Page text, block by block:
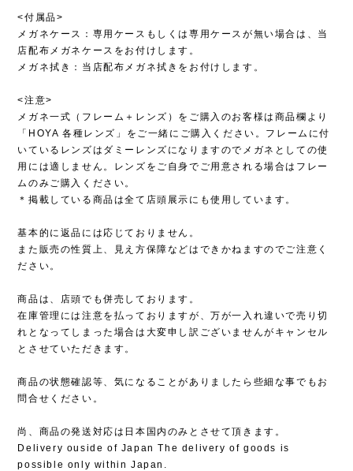
<付属品>
メガネケース：専用ケースもしくは専用ケースが無い場合は、当
店配布メガネケースをお付けします。
メガネ拭き：当店配布メガネ拭きをお付けします。
<注意>
メガネ一式（フレーム＋レンズ）をご購入のお客様は商品欄より
「HOYA 各種レンズ」をご一緒にご購入ください。フレームに付
いているレンズはダミーレンズになりますのでメガネとしての使
用には適しません。レンズをご自身でご用意される場合はフレー
ムのみご購入ください。
＊掲載している商品は全て店頭展示にも使用しています。
基本的に返品には応じておりません。
また販売の性質上、見え方保障などはできかねますのでご注意く
ださい。
商品は、店頭でも併売しております。
在庫管理には注意を払っておりますが、万が一入れ違いで売り切
れとなってしまった場合は大変申し訳ございませんがキャンセル
とさせていただきます。
商品の状態確認等、気になることがありましたら些細な事でもお
問合せください。
尚、商品の発送対応は日本国内のみとさせて頂きます。
Delivery ouside of Japan The delivery of goods is
possible only within Japan.